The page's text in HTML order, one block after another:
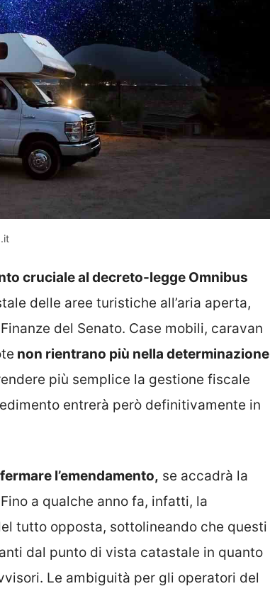
cruciale al decreto-legge Omnibus
delle aree turistiche all’aria aperta,
del Senato. Case mobili, caravan
non rientrano più nella determinazione
più semplice la gestione fiscale
entrerà però definitivamente in
l’emendamento, se accadrà la
a qualche anno fa, infatti, la
tutto opposta, sottolineando che questi
dal punto di vista catastale in quanto
Le ambiguità per gli operatori del